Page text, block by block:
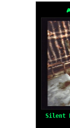
Silent